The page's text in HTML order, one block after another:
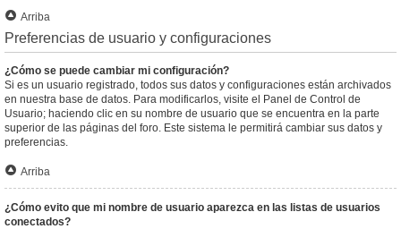
Arriba
Preferencias de usuario y configuraciones
¿Cómo se puede cambiar mi configuración?
Si es un usuario registrado, todos sus datos y configuraciones están archivados
en nuestra base de datos. Para modificarlos, visite el Panel de Control de
Usuario; haciendo clic en su nombre de usuario que se encuentra en la parte
superior de las páginas del foro. Este sistema le permitirá cambiar sus datos y
preferencias.
Arriba
¿Cómo evito que mi nombre de usuario aparezca en las listas de usuarios
conectados?